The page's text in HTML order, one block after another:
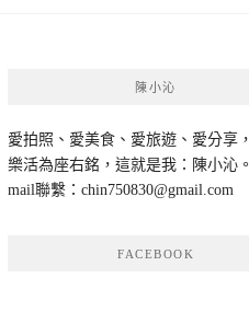
陳小沁
愛拍照、愛美食、愛旅遊、愛分享，
樂活為座右銘，這就是我：陳小沁。
mail聯繫： chin750830@gmail.com
FACEBOOK